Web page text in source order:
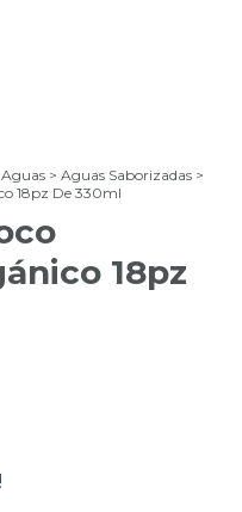
Aguas > Aguas Saborizadas >
18pz De 330ml
18pz